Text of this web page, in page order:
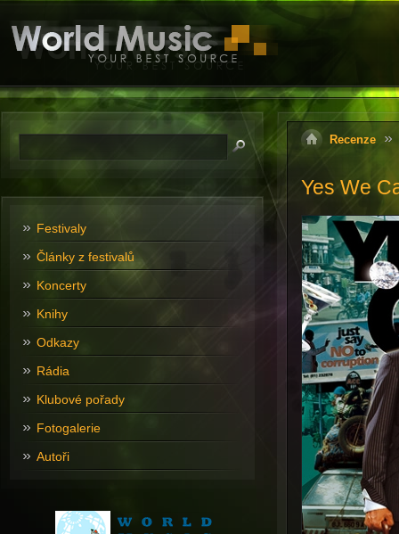
Recenze
Yes We
Festivaly
Články z festivalů
Koncerty
Knihy
Odkazy
Rádia
Klubové pořady
Fotogalerie
Autoři